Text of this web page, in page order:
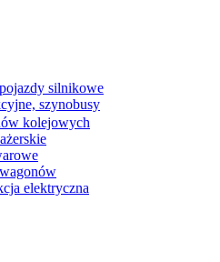
silnikowe
szynobusy
kolejowych
elektryczna